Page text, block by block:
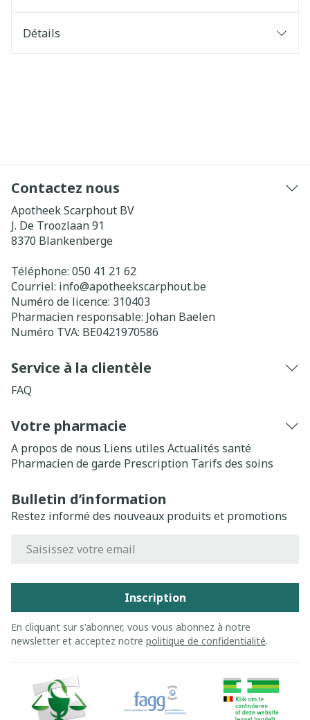
Détails
Contactez nous
Apotheek Scarphout BV
J. De Troozlaan 91
8370 Blankenberge
Téléphone: 050 41 21 62
Courriel: info@apotheekscarphout.be
Numéro de licence: 310403
Pharmacien responsable: Johan Baelen
Numéro TVA: BE0421970586
Service à la clientèle
FAQ
Votre pharmacie
A propos de nous Liens utiles Actualités santé
Pharmacien de garde Prescription Tarifs des soins
Bulletin d’information
Restez informé des nouveaux produits et promotions
Inscription
En cliquant sur s'abonner, vous vous abonnez à notre
newsletter et acceptez notre politique de confidentialité.